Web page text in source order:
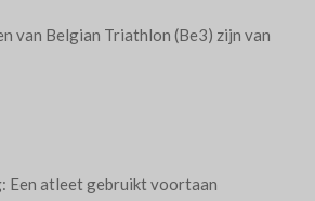
van Belgian Triathlon (Be3) zijn van
Een atleet gebruikt voortaan